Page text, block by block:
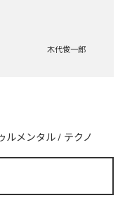
木代俊一郎
ルメンタル / テクノ